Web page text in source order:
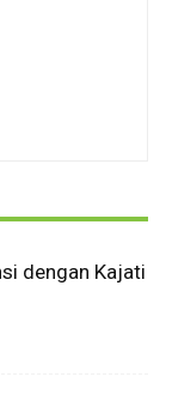
dengan Kajati